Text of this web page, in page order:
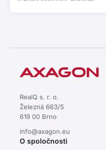
RealQ s. r. o.
Železná 663/5
619 00 Brno
info@axagon.eu
O spoločnosti